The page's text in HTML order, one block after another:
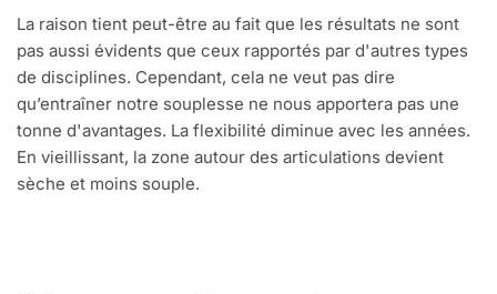
La raison tient peut-être au fait que les résultats ne sont
pas aussi évidents que ceux rapportés par d'autres types
de disciplines. Cependant, cela ne veut pas dire
qu’entraîner notre souplesse ne nous apportera pas une
tonne d'avantages. La flexibilité diminue avec les années.
En vieillissant, la zone autour des articulations devient
sèche et moins souple.